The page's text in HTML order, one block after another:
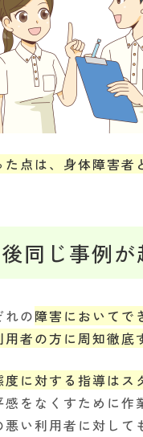
た点は、身体障害
同じ事例
れの障害においてで
用者の方に周知徹底
度に対する指導はス
感をなくすために
悪い利用者に対し